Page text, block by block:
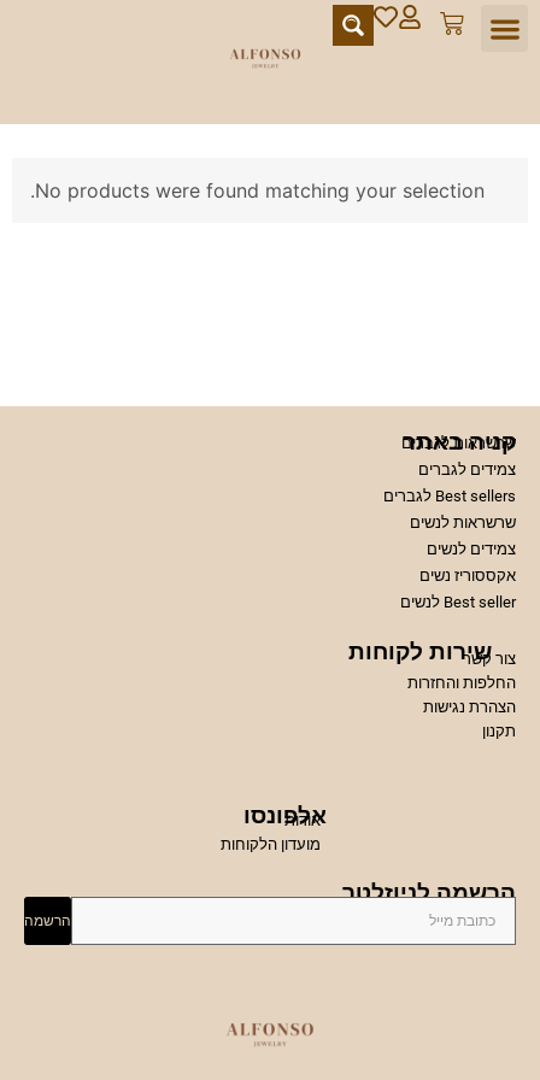
No products were found matching your selection.
הרשמה לניוזלטר
הרשמה
אלפונסו
אודות
מועדון הלקוחות
שירות לקוחותצור קשר
החלפות והחזרות
הצהרת נגישות
תקנון
קניה באתר
שרשראות לגברים
צמידים לגברים
Best sellers לגברים
שרשראות לנשים
צמידים לנשים
אקססוריז נשים
Best seller לנשים